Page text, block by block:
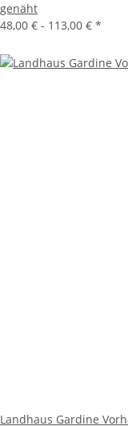
genäht
48,00 € - 113,00 € *
Landhaus Gardine